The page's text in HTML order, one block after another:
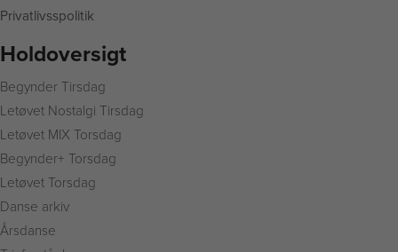
Privatlivsspolitik
Holdoversigt
Begynder Tirsdag
Letøvet Nostalgi Tirsdag
Letøvet MIX Torsdag
Begynder+ Torsdag
Letøvet Torsdag
Danse arkiv
Årsdanse